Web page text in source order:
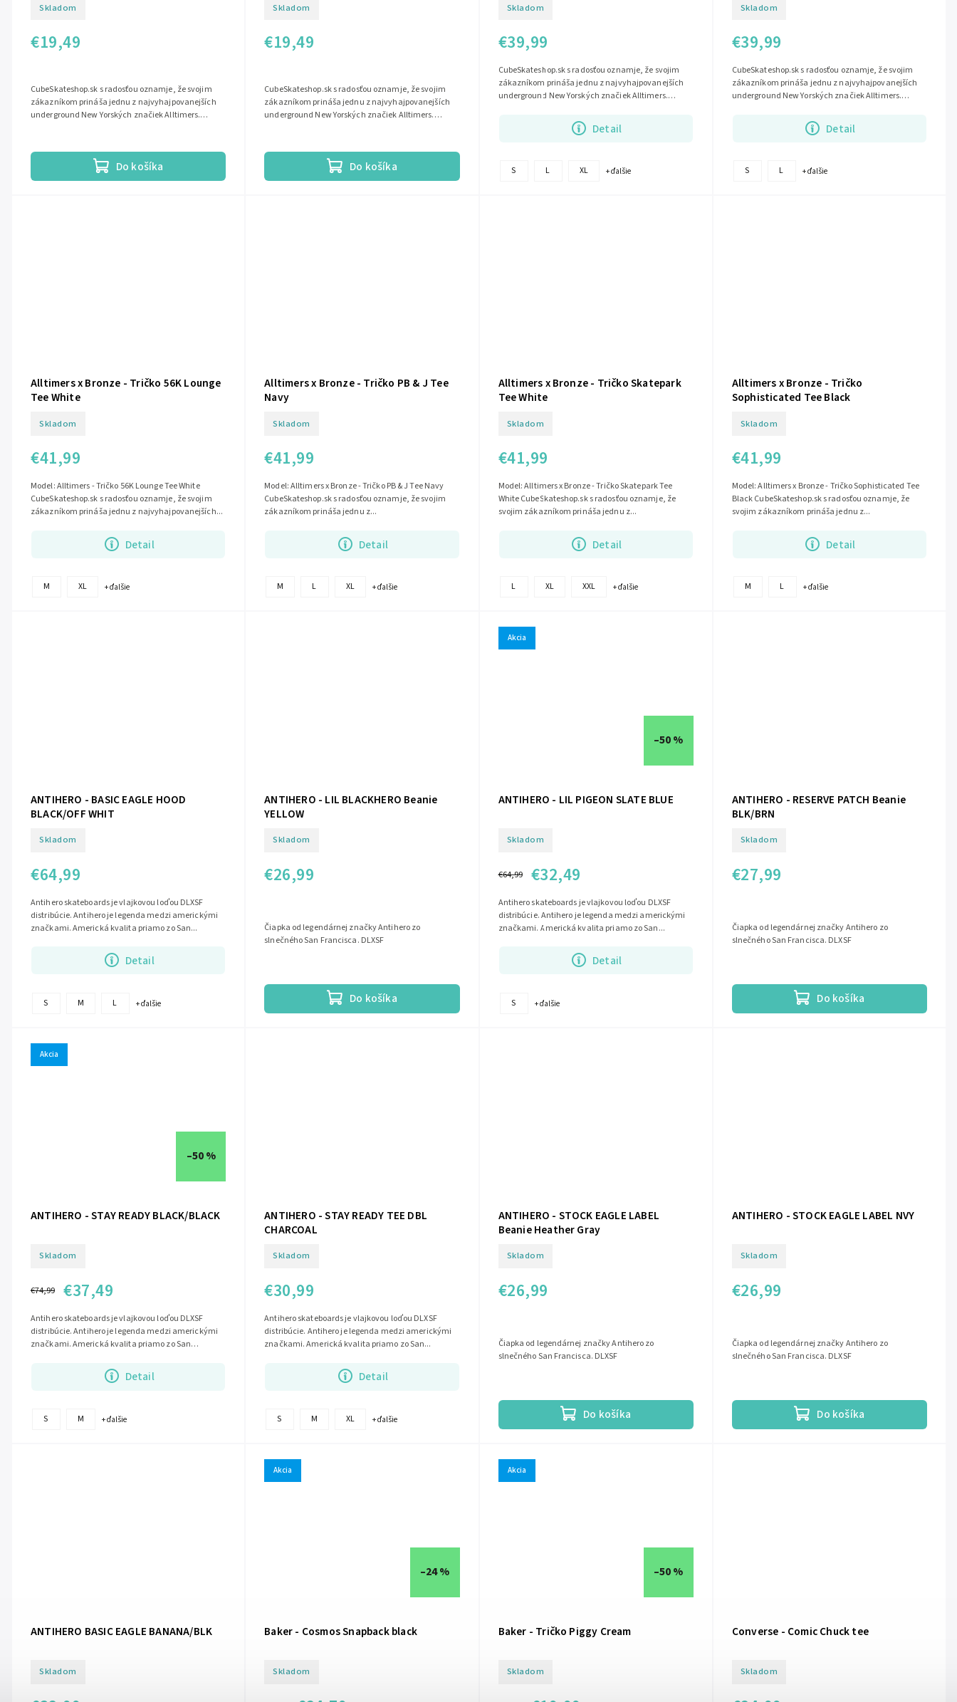
Skladom
€19,49
Do košíka
CubeSkateshop.sk s radosťou oznamje, že svojim
zákazníkom prináša jednu z najvyhajpovanejších
underground New Yorských značiek Alltimers.
Skladom
€19,49
Do košíka
CubeSkateshop.sk s radosťou oznamje, že svojim
zákazníkom prináša jednu z najvyhajpovanejších
underground New Yorských značiek Alltimers.
Skladom
€39,99
Detail
CubeSkateshop.sk s radosťou oznamje, že svojim
zákazníkom prináša jednu z najvyhajpovanejších
underground New Yorských značiek Alltimers.
S L XL + ďalšie
Skladom
€39,99
Detail
CubeSkateshop.sk s radosťou oznamje, že svojim
zákazníkom prináša jednu z najvyhajpovanejších
underground New Yorských značiek Alltimers.
S L + ďalšie
Alltimers x Bronze - Tričko 56K Lounge
Tee White
Skladom
€41,99
Detail
Model: Alltimers - Tričko 56K Lounge Tee White
CubeSkateshop.sk s radosťou oznamje, že svojim
zákazníkom prináša jednu z najvyhajpovanejších...
M XL + ďalšie
Alltimers x Bronze - Tričko PB & J Tee
Navy
Skladom
€41,99
Detail
Model: Alltimers x Bronze - Tričko PB & J Tee Navy
CubeSkateshop.sk s radosťou oznamje, že svojim
zákazníkom prináša jednu z...
M L XL + ďalšie
Alltimers x Bronze - Tričko Skatepark
Tee White
Skladom
€41,99
Detail
Model: Alltimers x Bronze - Tričko Skatepark Tee
White CubeSkateshop.sk s radosťou oznamje, že
svojim zákazníkom prináša jednu z...
L XL XXL + ďalšie
Alltimers x Bronze - Tričko
Sophisticated Tee Black
Skladom
€41,99
Detail
Model: Alltimers x Bronze - Tričko Sophisticated Tee
Black CubeSkateshop.sk s radosťou oznamje, že
svojim zákazníkom prináša jednu z...
M L + ďalšie
ANTIHERO - BASIC EAGLE HOOD
BLACK/OFF WHIT
Skladom
€64,99
Detail
Antihero skateboards je vlajkovou loďou DLXSF
distribúcie. Antihero je legenda medzi americkými
značkami. Americká kvalita priamo zo San...
S M L + ďalšie
ANTIHERO - LIL BLACKHERO Beanie
YELLOW
Skladom
€26,99
Do košíka
Čiapka od legendárnej značky Antihero zo
slnečného San Francisca. DLXSF
Akcia
–50 %
ANTIHERO - LIL PIGEON SLATE BLUE
Skladom
€64,99 €32,49
Detail
Antihero skateboards je vlajkovou loďou DLXSF
distribúcie. Antihero je legenda medzi americkými
značkami. Americká kvalita priamo zo San...
S + ďalšie
ANTIHERO - RESERVE PATCH Beanie
BLK/BRN
Skladom
€27,99
Do košíka
Čiapka od legendárnej značky Antihero zo
slnečného San Francisca. DLXSF
Akcia
–50 %
ANTIHERO - STAY READY BLACK/BLACK
Skladom
€74,99 €37,49
Detail
Antihero skateboards je vlajkovou loďou DLXSF
distribúcie. Antihero je legenda medzi americkými
značkami. Americká kvalita priamo zo San
S M + ďalšie
ANTIHERO - STAY READY TEE DBL
CHARCOAL
Skladom
€30,99
Detail
Antihero skateboards je vlajkovou loďou DLXSF
distribúcie. Antihero je legenda medzi americkými
značkami. Americká kvalita priamo zo San...
S M XL + ďalšie
ANTIHERO - STOCK EAGLE LABEL
Beanie Heather Gray
Skladom
€26,99
Do košíka
Čiapka od legendárnej značky Antihero zo
slnečného San Francisca. DLXSF
ANTIHERO - STOCK EAGLE LABEL NVY
Skladom
€26,99
Do košíka
Čiapka od legendárnej značky Antihero zo
slnečného San Francisca. DLXSF
ANTIHERO BASIC EAGLE BANANA/BLK
Skladom
Akcia
–24 %
Baker - Cosmos Snapback black
Skladom
Akcia
–50 %
Baker - Tričko Piggy Cream
Skladom
Converse - Comic Chuck tee
Skladom